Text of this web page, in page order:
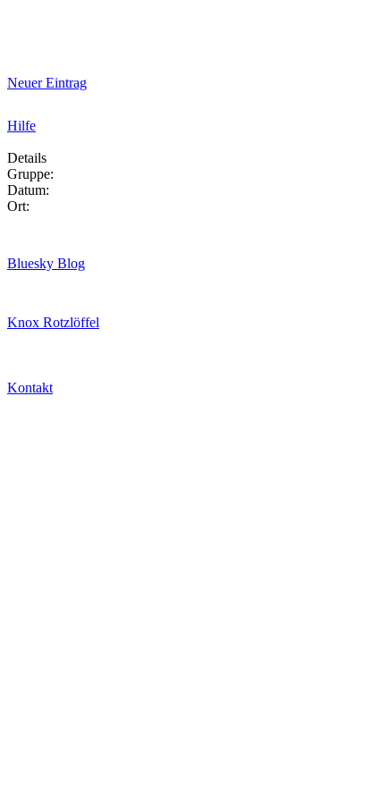
Neuer Eintrag
Hilfe
Details
Gruppe:
Datum:
Ort:
Bluesky Blog
Knox Rotzlöffel
Kontakt